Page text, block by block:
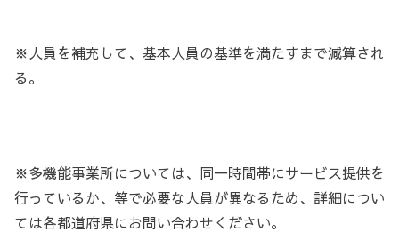
※人員を補充して、基本人員の基準を満たすまで減算され
る。
※多機能事業所については、同一時間帯にサービス提供を
行っているか、等で必要な人員が異なるため、詳細につい
ては各都道府県にお問い合わせください。